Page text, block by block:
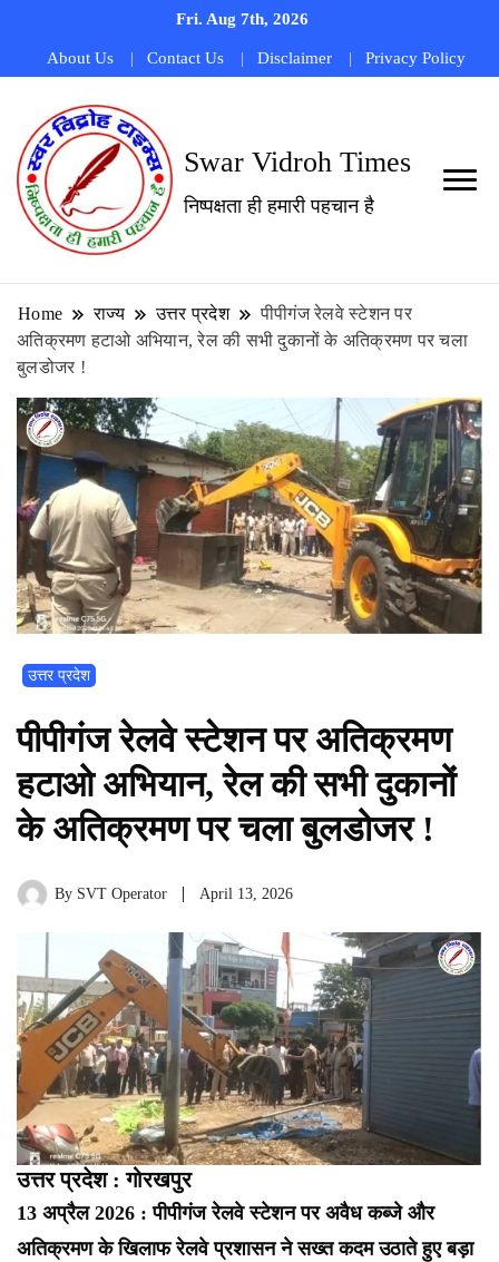
Fri. Aug 7th, 2026
About Us Contact Us Disclaimer Privacy Policy
Swar Vidroh Times
निष्पक्षता ही हमारी पहचान है
Home राज्य उत्तर प्रदेश
पीपीगंज रेलवे स्टेशन पर
अतिक्रमण हटाओ अभियान, रेल की सभी दुकानों के अतिक्रमण पर चला
बुलडोजर !
उत्तर प्रदेश
पीपीगंज रेलवे स्टेशन पर अतिक्रमण
हटाओ अभियान, रेल की सभी दुकानों
के अतिक्रमण पर चला बुलडोजर !
By SVT Operator April 13, 2026
उत्तर प्रदेश : गोरखपुर
13 अप्रैल 2026 : पीपीगंज रेलवे स्टेशन पर अवैध कब्जे और
अतिक्रमण के खिलाफ रेलवे प्रशासन ने सख्त कदम उठाते हुए बड़ा